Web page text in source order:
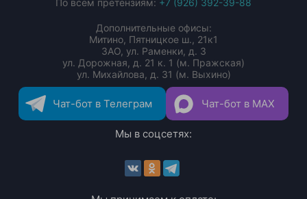
Дополнительные офисы:
Митино, Пятницкое ш., 21к1
ЗАО, ул. Раменки, д. 3
ул. Дорожная, д. 21 к. 1 (м. Пражская)
ул. Михайлова, д. 31 (м. Выхино)
Чат-бот в Телеграм Чат-бот в MAX
Мы в соцсетях: